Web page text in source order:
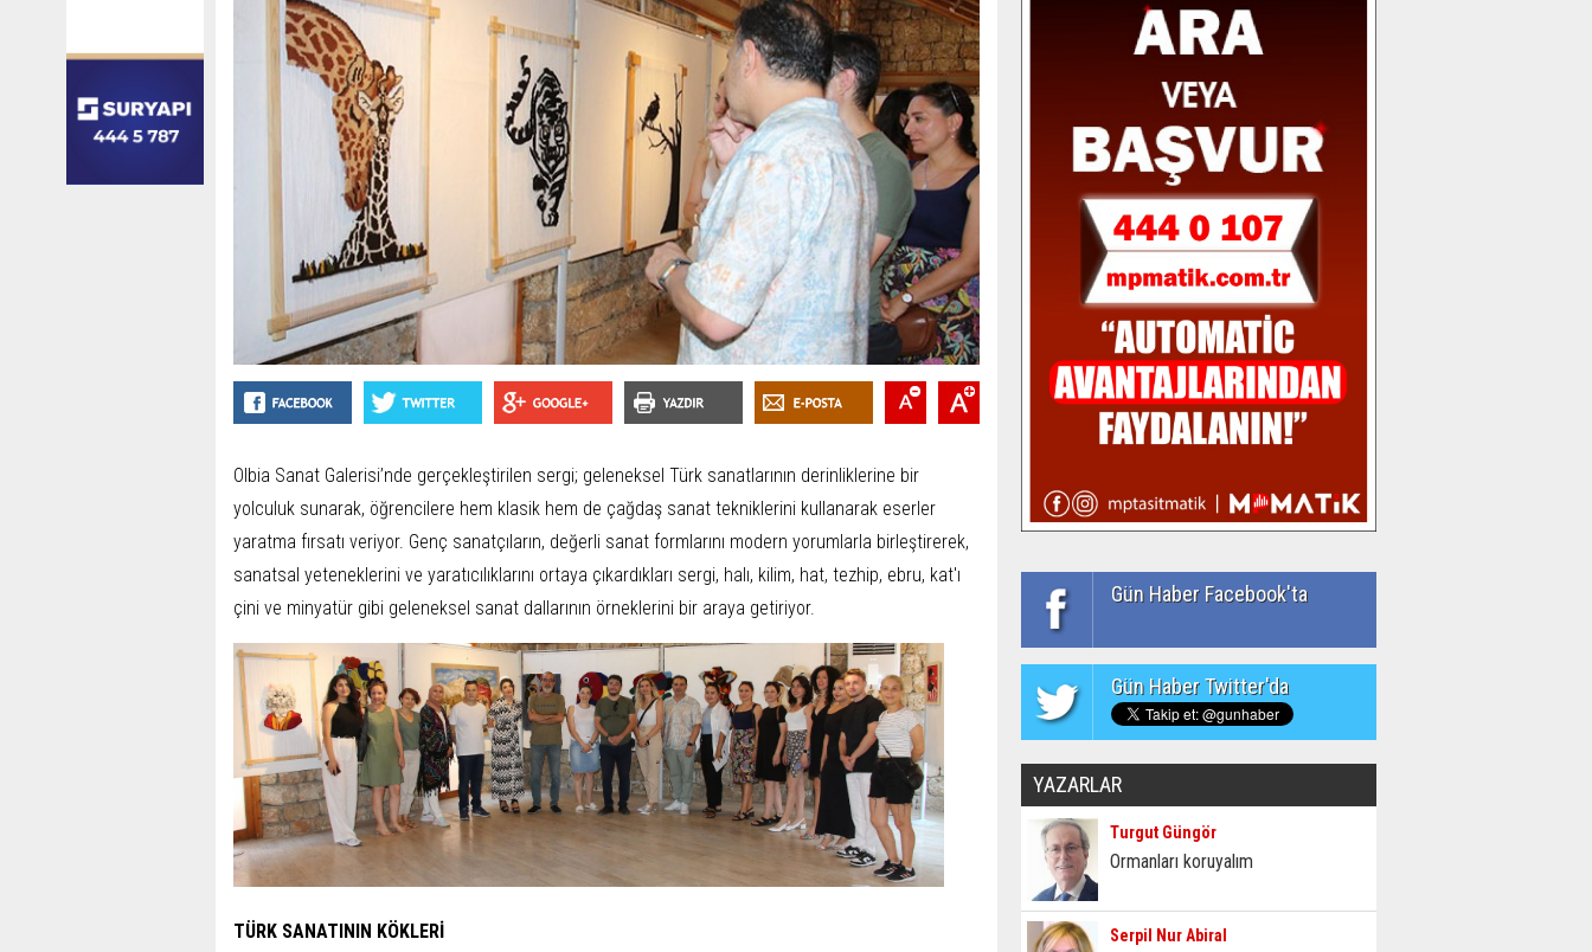
Olbia Sanat Galerisi’nde gerçekleştirilen sergi; geleneksel Türk sanatlarının derinliklerine bir
yolculuk sunarak, öğrencilere hem klasik hem de çağdaş sanat tekniklerini kullanarak eserler
yaratma fırsatı veriyor. Genç sanatçıların, değerli sanat formlarını modern yorumlarla birleştirerek,
sanatsal yeteneklerini ve yaratıcılıklarını ortaya çıkardıkları sergi, halı, kilim, hat, tezhip, ebru, kat'ı
çini ve minyatür gibi geleneksel sanat dallarının örneklerini bir araya getiriyor.
TÜRK SANATININ KÖKLERİ
Gün Haber Facebook'ta
Gün Haber Twitter'da
YAZARLAR
Turgut Güngör
Ormanları koruyalım
Serpil Nur Abiral